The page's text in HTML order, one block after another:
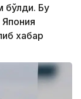
бўлди. Бу
Япония
хабар